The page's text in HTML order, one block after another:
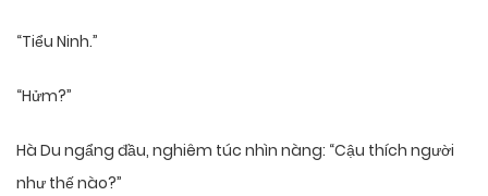
“Tiểu Ninh.”
“Hửm?”
Hà Du ngẩng đầu, nghiêm túc nhìn nàng: “Cậu thích người
như thế nào?”